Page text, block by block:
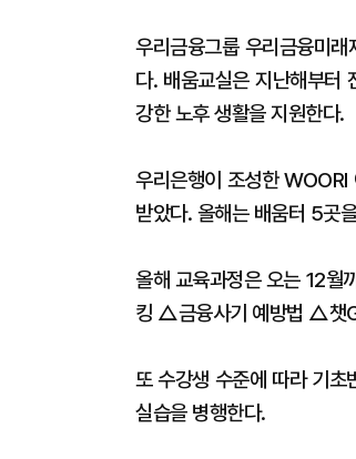
우리금융그룹 우리금융미
다. 배움교실은 지난해부터
강한 노후 생활을 지원한다.
우리은행이 조성한
받았다. 올해는 배움터 5곳
올해 교육과정은 오는 12
킹 △금융사기 예방법 △챗
또 수강생 수준에 따라 기초
실습을 병행한다.